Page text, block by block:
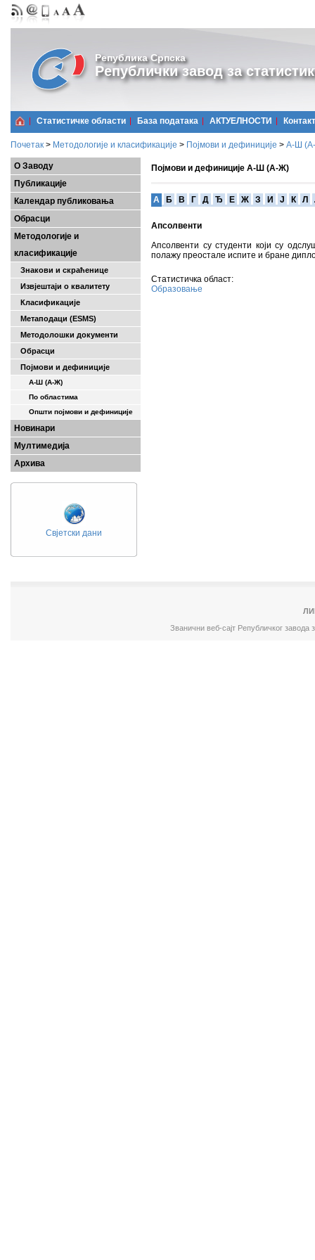
Република Српска
Републички завод за
Статистичке области Базa података АКТУЕЛНОСТИ Контакт
Почетак > Методологије и класификације > Појмови и дефиниције > А-Ш
О Заводу
Публикације
Календар публиковања
Обрасци
Методологије и
класификације
Знакови и скраћенице
Извјештаји о квалитету
Класификације
Метаподаци (ESMS)
Методолошки документи
Обрасци
Појмови и дефиниције
А-Ш (A-Ж)
По областима
Општи појмови и дефиниције
Новинари
Мултимедија
Архива
Свјетски дани
Појмови и дефиниције А-Ш (А-Ж)
A Б В Г Д Ђ Е Ж З И Ј К Л
Апсолвенти
Апсолвенти су студенти који су
полажу преостале испите и бране
Статистичка област:
Образовање
Званични веб-сајт Републичког